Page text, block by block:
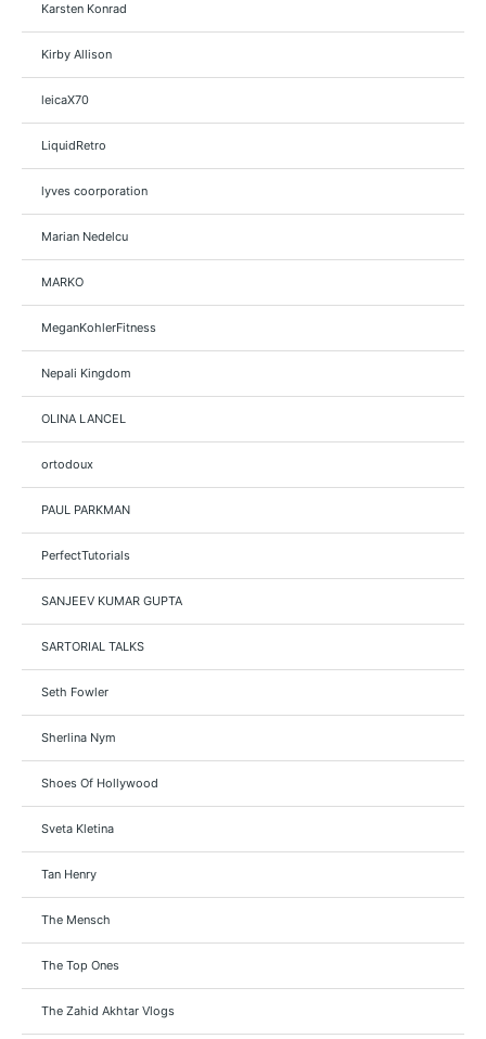
Karsten Konrad
Kirby Allison
leicaX70
LiquidRetro
lyves coorporation
Marian Nedelcu
MARKO
MeganKohlerFitness
Nepali Kingdom
OLINA LANCEL
ortodoux
PAUL PARKMAN
PerfectTutorials
SANJEEV KUMAR GUPTA
SARTORIAL TALKS
Seth Fowler
Sherlina Nym
Shoes Of Hollywood
Sveta Kletina
Tan Henry
The Mensch
The Top Ones
The Zahid Akhtar Vlogs